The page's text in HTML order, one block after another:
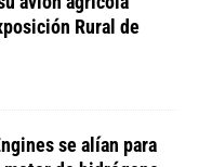
Rural de
se alían para